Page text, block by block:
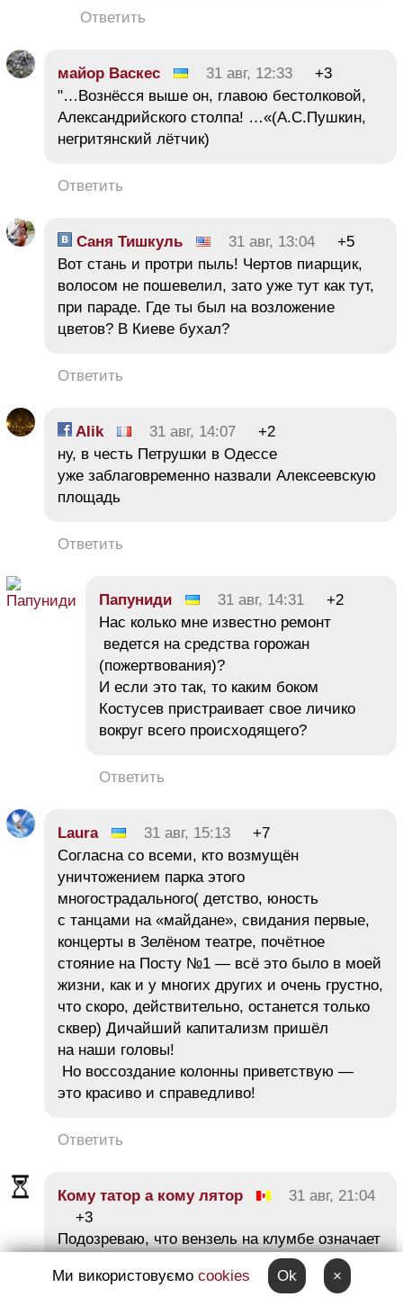
Ответить
майор Васкес 31 авг, 12:33
+3
"…Boзнёсся выше он, главою бестолковой,
Александрийского столпа! …«(А.С.Пушкин,
негритянский лётчик)
Ответить
Саня Тишкуль 31 авг, 13:04
+5
Вот стань и протри пыль! Чертов пиарщик,
волосом не пошевелил, зато уже тут как тут,
при параде. Где ты был на возложение
цветов? В Киеве бухал?
Ответить
Alik 31 авг, 14:07
+2
ну, в честь Петрушки в Одессе
уже заблаговременно назвали Алексеевскую
площадь
Ответить
Папуниди 31 авг, 14:31
+2
Нас колько мне известно ремонт
ведется на средства горожан
(пожертвования)?
И если это так, то каким боком
Костусев пристраивает свое личико
вокруг всего происходящего?
Ответить
Laura 31 авг, 15:13
+7
Согласна со всеми, кто возмущён
уничтожением парка этого
многострадального( детство, юность
с танцами на «майдане», свидания первые,
концерты в Зелёном театре, почётное
стояние на Посту №1 — всё это было в моей
жизни, как и у многих других и очень грустно,
что скоро, действительно, останется только
сквер) Дичайший капитализм пришёл
на наши головы!
Но воссоздание колонны приветствую —
это красиво и справедливо!
Ответить
Кому татор а кому лятор
31 авг, 21:04
+3
Подозреваю, что вензель на клумбе означает
Ми використовуємо cookies Ok ×